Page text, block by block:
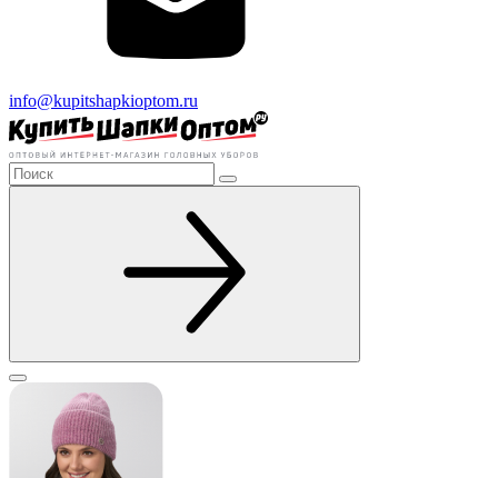
info@kupitshapkioptom.ru